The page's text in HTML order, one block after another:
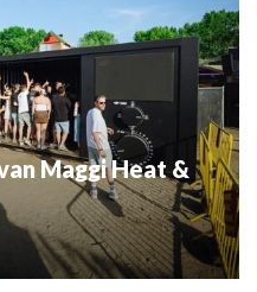
Maggi Heat &